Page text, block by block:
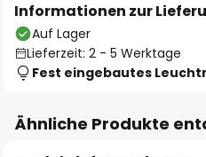
Informationen zur
Auf Lager
Lieferzeit: 2 - 5 Werktage
Fest eingebautes
Ähnliche Produkte